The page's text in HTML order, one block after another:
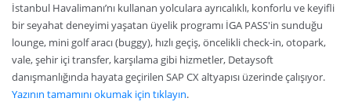
İstanbul Havalimanı’nı kullanan yolculara ayrıcalıklı, konforlu ve keyifli
bir seyahat deneyimi yaşatan üyelik programı İGA PASS'in sunduğu
lounge, mini golf aracı (buggy), hızlı geçiş, öncelikli check-in, otopark,
vale, şehir içi transfer, karşılama gibi hizmetler, Detaysoft
danışmanlığında hayata geçirilen SAP CX altyapısı üzerinde çalışıyor.
Yazının tamamını okumak için tıklayın.